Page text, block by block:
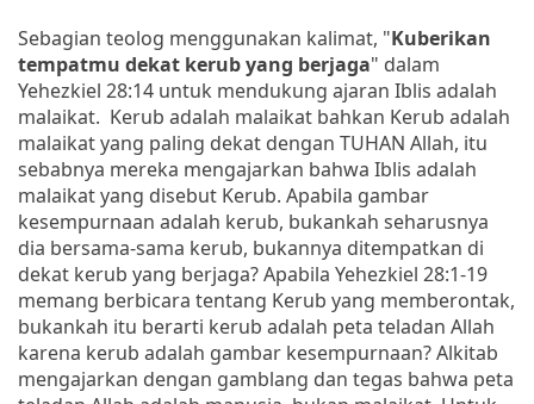
Sebagian teolog menggunakan kalimat, "Kuberikan
tempatmu dekat kerub yang berjaga" dalam
Yehezkiel 28:14 untuk mendukung ajaran Iblis adalah
malaikat. Kerub adalah malaikat bahkan Kerub adalah
malaikat yang paling dekat dengan TUHAN Allah, itu
sebabnya mereka mengajarkan bahwa Iblis adalah
malaikat yang disebut Kerub. Apabila gambar
kesempurnaan adalah kerub, bukankah seharusnya
dia bersama-sama kerub, bukannya ditempatkan di
dekat kerub yang berjaga? Apabila Yehezkiel 28:1-19
memang berbicara tentang Kerub yang memberontak,
bukankah itu berarti kerub adalah peta teladan Allah
karena kerub adalah gambar kesempurnaan? Alkitab
mengajarkan dengan gamblang dan tegas bahwa peta